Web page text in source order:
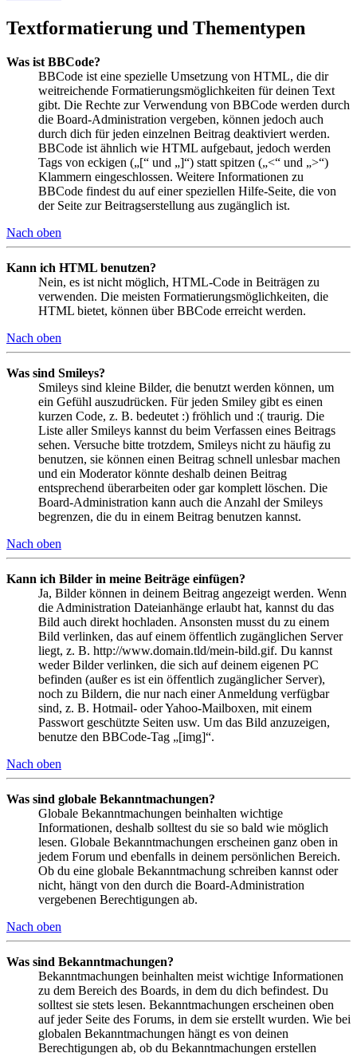
Textformatierung und Thementypen
Was ist BBCode?
BBCode ist eine spezielle Umsetzung von HTML, die dir
weitreichende Formatierungsmöglichkeiten für deinen Text
gibt. Die Rechte zur Verwendung von BBCode werden durch
die Board-Administration vergeben, können jedoch auch
durch dich für jeden einzelnen Beitrag deaktiviert werden.
BBCode ist ähnlich wie HTML aufgebaut, jedoch werden
Tags von eckigen („[“ und „]“) statt spitzen („<“ und „>“)
Klammern eingeschlossen. Weitere Informationen zu
BBCode findest du auf einer speziellen Hilfe-Seite, die von
der Seite zur Beitragserstellung aus zugänglich ist.
Nach oben
Kann ich HTML benutzen?
Nein, es ist nicht möglich, HTML-Code in Beiträgen zu
verwenden. Die meisten Formatierungsmöglichkeiten, die
HTML bietet, können über BBCode erreicht werden.
Nach oben
Was sind Smileys?
Smileys sind kleine Bilder, die benutzt werden können, um
ein Gefühl auszudrücken. Für jeden Smiley gibt es einen
kurzen Code, z. B. bedeutet :) fröhlich und :( traurig. Die
Liste aller Smileys kannst du beim Verfassen eines Beitrags
sehen. Versuche bitte trotzdem, Smileys nicht zu häufig zu
benutzen, sie können einen Beitrag schnell unlesbar machen
und ein Moderator könnte deshalb deinen Beitrag
entsprechend überarbeiten oder gar komplett löschen. Die
Board-Administration kann auch die Anzahl der Smileys
begrenzen, die du in einem Beitrag benutzen kannst.
Nach oben
Kann ich Bilder in meine Beiträge einfügen?
Ja, Bilder können in deinem Beitrag angezeigt werden. Wenn
die Administration Dateianhänge erlaubt hat, kannst du das
Bild auch direkt hochladen. Ansonsten musst du zu einem
Bild verlinken, das auf einem öffentlich zugänglichen Server
liegt, z. B. http://www.domain.tld/mein-bild.gif. Du kannst
weder Bilder verlinken, die sich auf deinem eigenen PC
befinden (außer es ist ein öffentlich zugänglicher Server),
noch zu Bildern, die nur nach einer Anmeldung verfügbar
sind, z. B. Hotmail- oder Yahoo-Mailboxen, mit einem
Passwort geschützte Seiten usw. Um das Bild anzuzeigen,
benutze den BBCode-Tag „[img]“.
Nach oben
Was sind globale Bekanntmachungen?
Globale Bekanntmachungen beinhalten wichtige
Informationen, deshalb solltest du sie so bald wie möglich
lesen. Globale Bekanntmachungen erscheinen ganz oben in
jedem Forum und ebenfalls in deinem persönlichen Bereich.
Ob du eine globale Bekanntmachung schreiben kannst oder
nicht, hängt von den durch die Board-Administration
vergebenen Berechtigungen ab.
Nach oben
Was sind Bekanntmachungen?
Bekanntmachungen beinhalten meist wichtige Informationen
zu dem Bereich des Boards, in dem du dich befindest. Du
solltest sie stets lesen. Bekanntmachungen erscheinen oben
auf jeder Seite des Forums, in dem sie erstellt wurden. Wie bei
globalen Bekanntmachungen hängt es von deinen
Berechtigungen ab, ob du Bekanntmachungen erstellen